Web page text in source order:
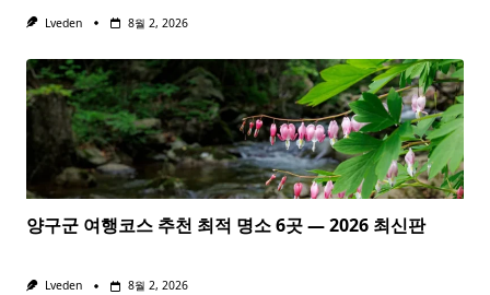
Lveden 8월 2, 2026
양구군 여행코스 추천 최적 명소 6곳 — 2026 최신판
Lveden 8월 2, 2026